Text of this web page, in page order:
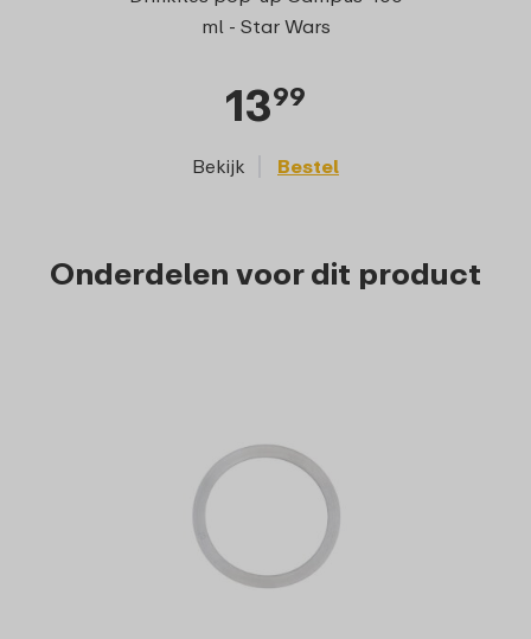
ml - Star Wars
1399
Bekijk Bestel
Onderdelen voor dit product